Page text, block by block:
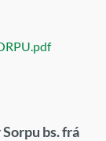
bs. frá